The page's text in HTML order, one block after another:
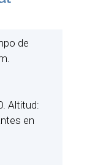
de
Altitud:
en